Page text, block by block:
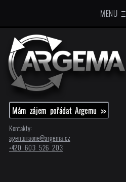
MENU Ξ
Mám zájem pořádat Argemu >>
Kontakty:
agenturaone@argema.cz
+420 603 526 203